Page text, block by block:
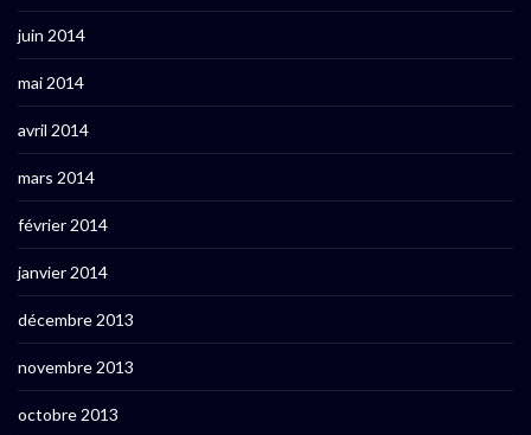
juin 2014
mai 2014
avril 2014
mars 2014
février 2014
janvier 2014
décembre 2013
novembre 2013
octobre 2013